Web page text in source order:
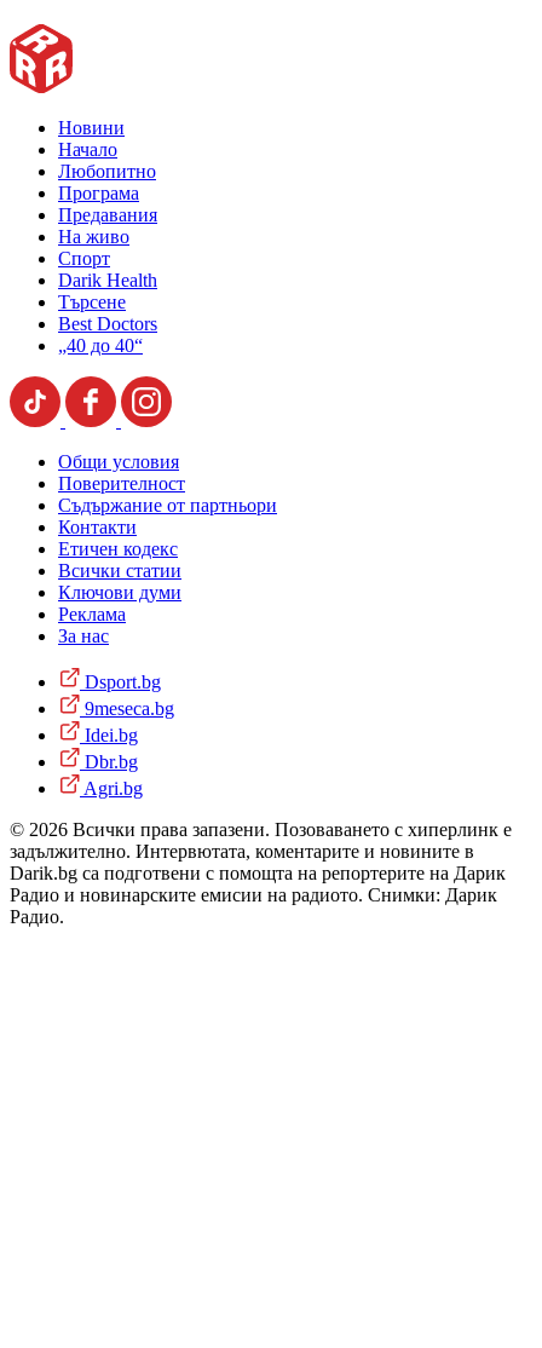
Новини
Начало
Любопитно
Програма
Предавания
На живо
Спорт
Darik Health
Търсене
Best Doctors
„40 до 40“
Общи условия
Поверителност
Съдържание от партньори
Контакти
Етичен кодекс
Всички статии
Ключови думи
Реклама
За нас
Dsport.bg
9meseca.bg
Idei.bg
Dbr.bg
Agri.bg
© 2026 Всички права запазени. Позоваването с хиперлинк е
задължително. Интервютата, коментарите и новините в
Darik.bg са подготвени с помощта на репортерите на Дарик
Радио и новинарските емисии на радиото. Снимки: Дарик
Радио.